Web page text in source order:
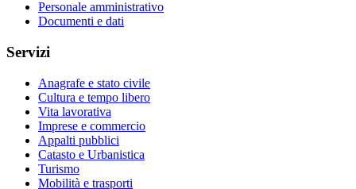
Personale amministrativo
Documenti e dati
Servizi
Anagrafe e stato civile
Cultura e tempo libero
Vita lavorativa
Imprese e commercio
Appalti pubblici
Catasto e Urbanistica
Turismo
Mobilità e trasporti